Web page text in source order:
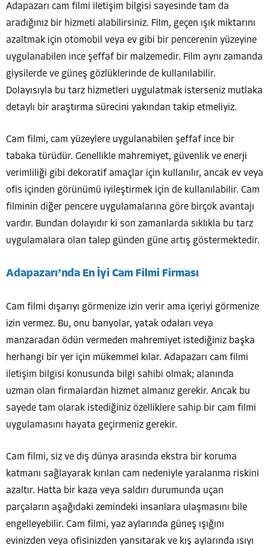
Adapazarı cam filmi iletişim bilgisi sayesinde tam da
aradığınız bir hizmeti alabilirsiniz. Film, geçen ışık miktarını
azaltmak için otomobil veya ev gibi bir pencerenin yüzeyine
uygulanabilen ince şeffaf bir malzemedir. Film aynı zamanda
giysilerde ve güneş gözlüklerinde de kullanılabilir.
Dolayısıyla bu tarz hizmetleri uygulatmak isterseniz mutlaka
detaylı bir araştırma sürecini yakından takip etmeliyiz.
Cam filmi, cam yüzeylere uygulanabilen şeffaf ince bir
tabaka türüdür. Genellikle mahremiyet, güvenlik ve enerji
verimliliği gibi dekoratif amaçlar için kullanılır, ancak ev veya
ofis içinden görünümü iyileştirmek için de kullanılabilir. Cam
filminin diğer pencere uygulamalarına göre birçok avantajı
vardır. Bundan dolayıdır ki son zamanlarda sıklıkla bu tarz
uygulamalara olan talep günden güne artış göstermektedir.
Adapazarı’nda En İyi Cam Filmi Firması
Cam filmi dışarıyı görmenize izin verir ama içeriyi görmenize
izin vermez. Bu, onu banyolar, yatak odaları veya
manzaradan ödün vermeden mahremiyet istediğiniz başka
herhangi bir yer için mükemmel kılar. Adapazarı cam filmi
iletişim bilgisi konusunda bilgi sahibi olmak; alanında
uzman olan firmalardan hizmet almanız gerekir. Ancak bu
sayede tam olarak istediğiniz özelliklere sahip bir cam filmi
uygulamasını hayata geçirmeniz gerekir.
Cam filmi, siz ve dış dünya arasında ekstra bir koruma
katmanı sağlayarak kırılan cam nedeniyle yaralanma riskini
azaltır. Hatta bir kaza veya saldırı durumunda uçan
parçaların aşağıdaki zemindeki insanlara ulaşmasını bile
engelleyebilir. Cam filmi, yaz aylarında güneş ışığını
evinizden veya ofisinizden yansıtarak ve kış aylarında ısıyı